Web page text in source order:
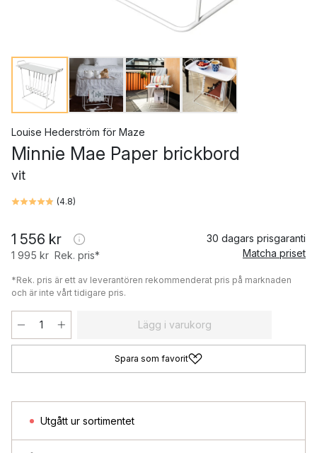
Louise Hederström för Maze
Minnie Mae Paper brickbord
vit
(4.8)
1 556 kr
1 995 kr Rek. pris*
30 dagars prisgaranti
Matcha priset
*Rek. pris är ett av leverantören rekommenderat pris på marknaden
och är inte vårt tidigare pris.
Lägg i varukorg
Spara som favorit
Utgått ur sortimentet